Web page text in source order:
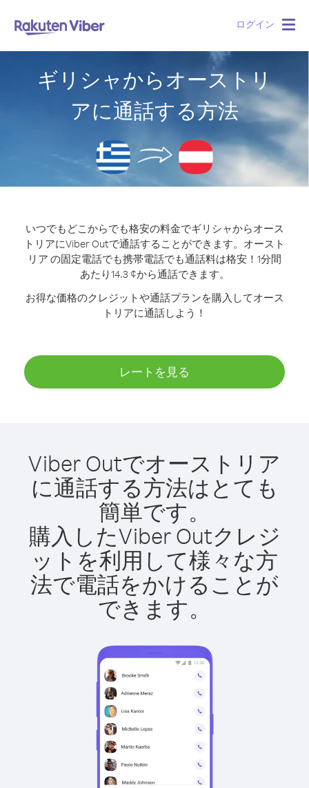
ログイン
ギリシャからオーストリ
アに通話する方法
いつでもどこからでも格安の料金でギリシャからオース
トリアにViber Outで通話することができます。 オースト
リア の固定電話でも携帯電話でも通話料は格安！1分間
あたり14.3 ¢から通話できます。
お得な価格のクレジットや通話プランを購入してオース
トリアに通話しよう！
レートを見る
Viber Outでオーストリア
に通話する方法はとても
簡単です。
購入したViber Outクレジ
ットを利用して様々な方
法で電話をかけることが
できます。